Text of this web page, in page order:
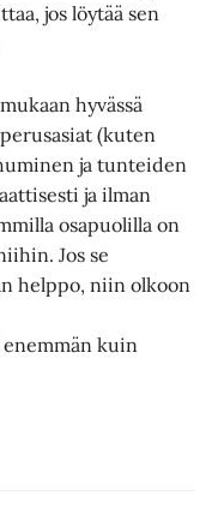
jos löytää sen
hyvässä
(kuten
ja tunteiden
ja ilman
osapuolilla on
Jos se
helppo, niin olkoon
kuin